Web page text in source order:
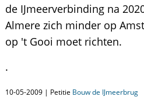
de IJmeerverbinding na
Almere zich minder op
op 't Gooi moet richten.
.
10-05-2009 | Petitie Bouw de IJmeerbrug